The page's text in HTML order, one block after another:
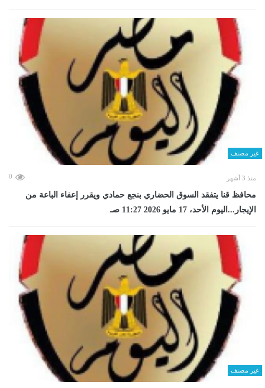
غير مصنف
منذ 3 أشهر 0
محافظ قنا يتفقد السوق الحضاري بنجع حمادي ويقرر إعفاء الباعة من
الإيجار...اليوم الأحد، 17 مايو 2026 11:27 صـ
غير مصنف